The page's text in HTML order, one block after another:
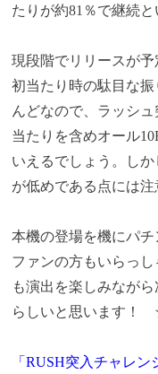
たりが約81％で継続と
現段階でリリースが
初当たり時の駄目な
んどなので、ラッシ
当たりを含めオール
いえるでしょう。し
が低めである点には注
本機の登場を機にパ
ファンの方もいらっ
も演出を楽しみなが
らしいと思います！
「RUSH突入チャレ